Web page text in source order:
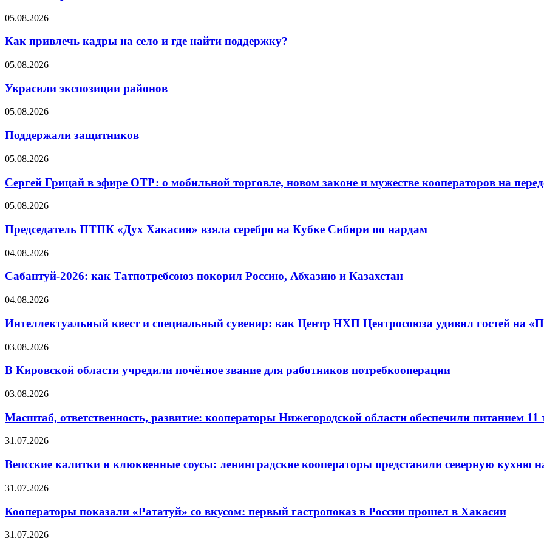
05.08.2026
Как привлечь кадры на село и где найти поддержку?
05.08.2026
Украсили экспозиции районов
05.08.2026
Поддержали защитников
05.08.2026
Сергей Грицай в эфире ОТР: о мобильной торговле, новом законе и мужестве кооператоров на
05.08.2026
Председатель ПТПК «Дух Хакасии» взяла серебро на Кубке Сибири по нардам
04.08.2026
Сабантуй-2026: как Татпотребсоюз покорил Россию, Абхазию и Казахстан
04.08.2026
Интеллектуальный квест и специальный сувенир: как Центр НХП Центросоюза удивил гостей на
03.08.2026
В Кировской области учредили почётное звание для работников потребкооперации
03.08.2026
Масштаб, ответственность, развитие: кооператоры Нижегородской области обеспечили питанием
31.07.2026
Вепсские калитки и клюквенные соусы: ленинградские кооператоры представили северную кухню
31.07.2026
Кооператоры показали «Рататуй» со вкусом: первый гастропоказ в России прошел в Хакасии
31.07.2026